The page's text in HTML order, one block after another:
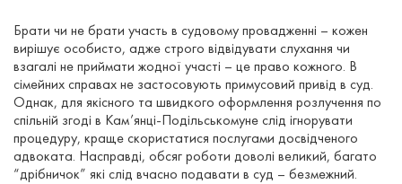
Брати чи не брати участь в судовому провадженні – кожен
вирішує особисто, адже строго відвідувати слухання чи
взагалі не приймати жодної участі – це право кожного. В
сімейних справах не застосовують примусовий привід в суд.
Однак, для якісного та швидкого оформлення розлучення по
спільній згоді в Кам’янці-Подільськомуне слід ігнорувати
процедуру, краще скористатися послугами досвідченого
адвоката. Насправді, обсяг роботи доволі великий, багато
“дрібничок” які слід вчасно подавати в суд – безмежний.